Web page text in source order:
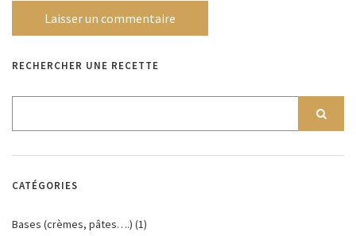
RECHERCHER UNE RECETTE
CATÉGORIES
Bases (crèmes, pâtes….) (1)